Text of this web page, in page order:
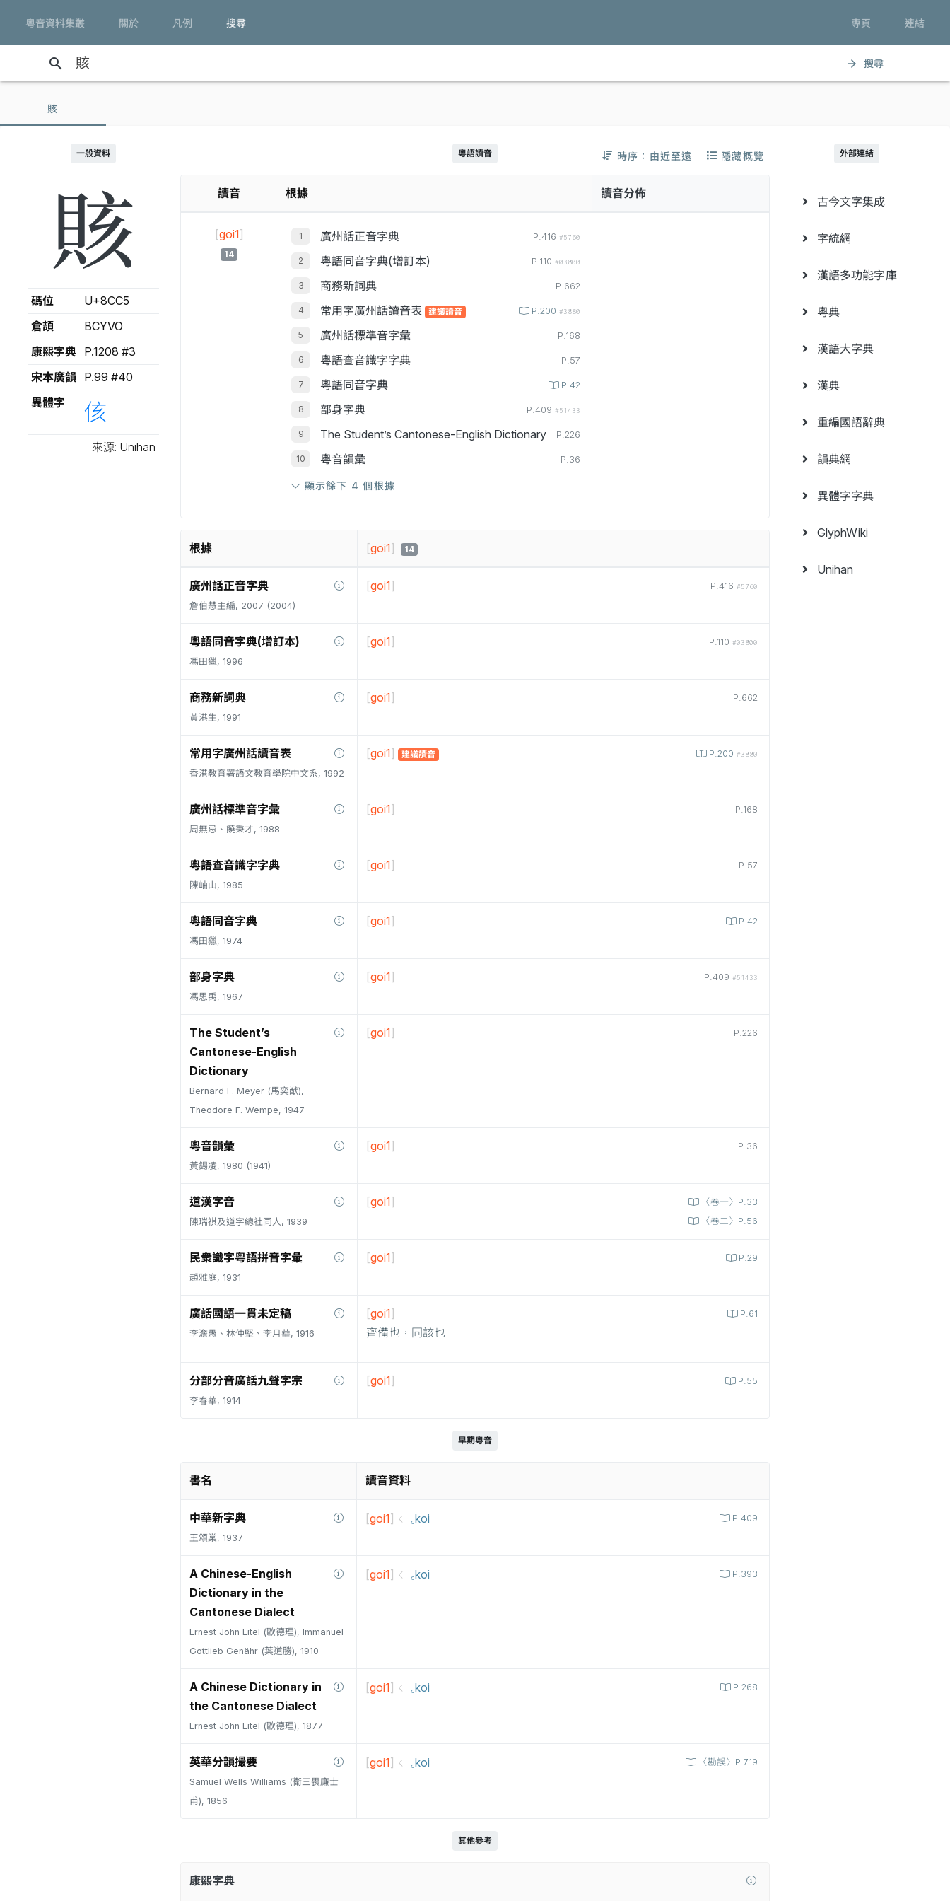
粵音資料集叢 關於 凡例 搜尋 專頁 連結
search arrow_forward 搜尋
賅
一般資料
賅
碼位
U+8CC5
倉頡
BCYVO
康熙字典
P.1208 #3
宋本廣韻
P.99 #40
異體字
侅
來源: Unihan
粵語讀音 時序：由近至遠 隱藏概覽
讀音 根據
[goi1]
14
廣州話正音字典 P.416 #5760
粵語同音字典(增訂本) P.110 #03800
商務新詞典 P.662
常用字廣州話讀音表 建議讀音 P.200 #3880
廣州話標準音字彙 P.168
粵語查音識字字典 P.57
粵語同音字典 P.42
部身字典 P.409 #51433
The Student’s Cantonese-English Dictionary P.226
粵音韻彙 P.36
顯示餘下 4 個根據
讀音分佈
根據 [goi1] 14
廣州話正音字典
詹伯慧主編, 2007 (2004)
P.416 #5760
[goi1]
粵語同音字典(增訂本)
馮田獵, 1996
P.110 #03800
[goi1]
商務新詞典
黃港生, 1991
P.662
[goi1]
常用字廣州話讀音表
香港教育署語文教育學院中文系, 1992
P.200 #3880
[goi1] 建議讀音
廣州話標準音字彙
周無忌、饒秉才, 1988
P.168
[goi1]
粵語查音識字字典
陳岫山, 1985
P.57
[goi1]
粵語同音字典
馮田獵, 1974
P.42
[goi1]
部身字典
馮思禹, 1967
P.409 #51433
[goi1]
The Student’s
Cantonese-English
Dictionary
Bernard F. Meyer (馬奕猷),
Theodore F. Wempe, 1947
P.226
[goi1]
粵音韻彙
黃錫凌, 1980 (1941)
P.36
[goi1]
道漢字音
陳瑞祺及道字總社同人, 1939
〈卷一〉P.33
〈卷二〉P.56
[goi1]
民衆識字粤語拼音字彙
趙雅庭, 1931
P.29
[goi1]
廣話國語一貫未定稿
李澹愚、林仲堅、李月華, 1916
P.61
[goi1]
齊備也，同該也
分部分音廣話九聲字宗
李春華, 1914
P.55
[goi1]
早期粵音
書名 讀音資料
中華新字典
王頌棠, 1937
P.409
[goi1] ꜀koi
A Chinese-English
Dictionary in the
Cantonese Dialect
Ernest John Eitel (歐德理), Immanuel
Gottlieb Genähr (葉道勝), 1910
P.393
[goi1] ꜀koi
A Chinese Dictionary in
the Cantonese Dialect
Ernest John Eitel (歐德理), 1877
P.268
[goi1] ꜀koi
英華分韻撮要
Samuel Wells Williams (衛三畏廉士
甫), 1856
〈勘誤〉P.719
[goi1] ꜀koi
其他參考
康熙字典
外部連結
古今文字集成
字統網
漢語多功能字庫
粵典
漢語大字典
漢典
重編國語辭典
韻典網
異體字字典
GlyphWiki
Unihan